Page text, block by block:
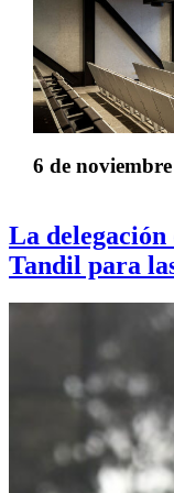
6 de
La
Tandil para